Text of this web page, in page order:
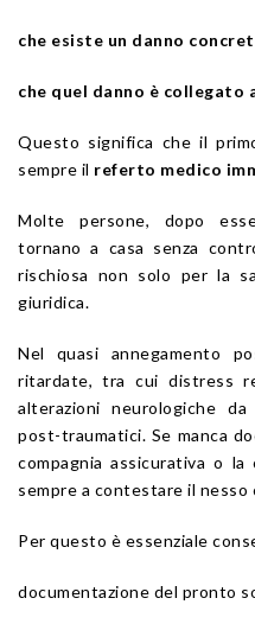
che esiste un danno
che quel danno è collegato
Questo significa che il
sempre il referto medico
Molte persone, dopo
tornano a casa senza
rischiosa non solo per la
giuridica.
Nel quasi annegamento
ritardate, tra cui distress
alterazioni neurologiche
post-traumatici. Se manca
compagnia assicurativa o
sempre a contestare il nesso
Per questo è essenziale
documentazione del pronto